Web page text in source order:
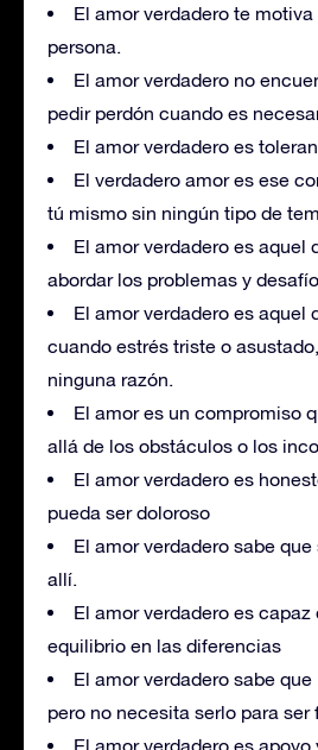
El amor verdadero te
persona.
El amor verdadero no
pedir perdón cuando es
El amor verdadero es
El verdadero amor es ese
tú mismo sin ningún tipo de
El amor verdadero es aquel
abordar los problemas y
El amor verdadero es aquel
cuando estrés triste o
ninguna razón.
El amor es un compromiso
allá de los obstáculos o los
El amor verdadero es
pueda ser doloroso
El amor verdadero sabe
allí.
El amor verdadero es capaz
equilibrio en las diferencias
El amor verdadero sabe
pero no necesita serlo para ser
El amor verdadero es apoyo